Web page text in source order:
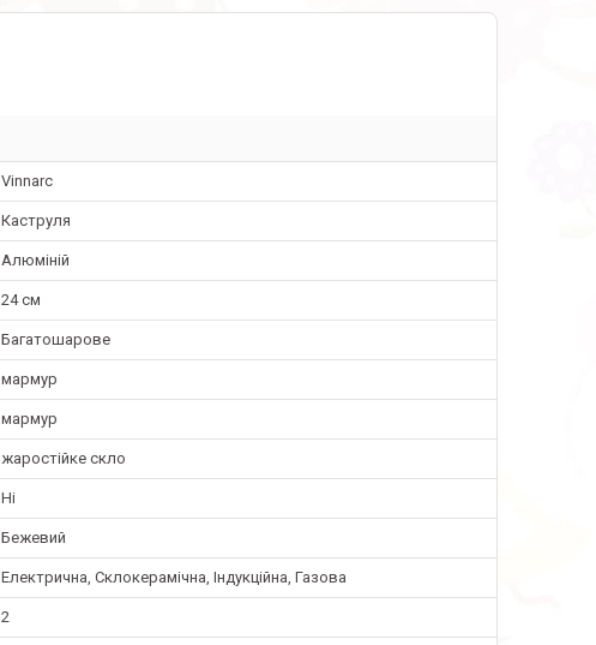
Vinnarc
Каструля
Алюміній
24 см
Багатошарове
мармур
мармур
жаростійке скло
Ні
Бежевий
Електрична, Склокерамічна, Індукційна, Газова
2